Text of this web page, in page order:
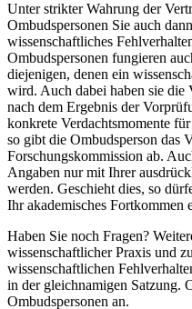
Unter strikter Wahrung der
Ombudspersonen Sie auch
wissenschaftliches
Ombudspersonen fungieren
diejenigen, denen ein
wird. Auch dabei haben sie die
nach dem Ergebnis der
konkrete Verdachtsmomente
so gibt die Ombudsperson das
Forschungskommission ab.
Angaben nur mit Ihrer
werden. Geschieht dies, so
Ihr akademisches Fortkommen
Haben Sie noch Fragen?
wissenschaftlicher Praxis und
wissenschaftlichen
in der gleichnamigen Satzung.
Ombudspersonen an.